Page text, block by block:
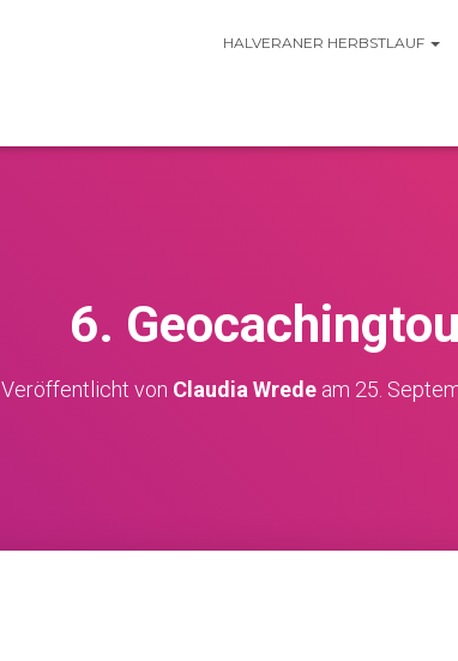
HALVERANER HERBSTLAUF
6.
Veröffentlicht von Claudia Wrede am 25.